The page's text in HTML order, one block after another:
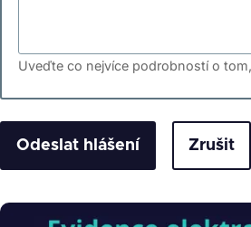
Uveďte co nejvíce podrobností o
Zrušit
Obrázek